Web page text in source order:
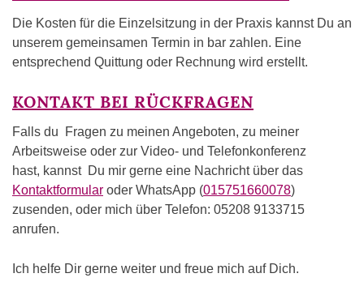
Die Kosten für die Einzelsitzung in der Praxis kannst Du an
unserem gemeinsamen Termin in bar zahlen. Eine
entsprechend Quittung oder Rechnung wird erstellt.
KONTAKT BEI RÜCKFRAGEN
Falls du Fragen zu meinen Angeboten, zu meiner
Arbeitsweise oder zur Video- und Telefonkonferenz
hast, kannst Du mir gerne eine Nachricht über das
Kontaktformular oder WhatsApp (015751660078)
zusenden, oder mich über Telefon: 05208 9133715
anrufen.
Ich helfe Dir gerne weiter und freue mich auf Dich.